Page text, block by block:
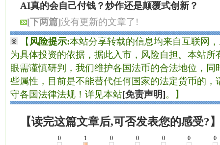
AI真的会自己付钱？炒作还是颠覆式创新？
[下两篇]没有更新的文章了!
【 风险提示:本站分享转载的信息均来自互联网
为具体投资的依据，据此入市，风险自担。本站所
眼需谨慎研判，我们维护各国法币的合法地位，
些属性，目前是不能替代任何国家的法定货币的，
守各国法律法规！详见本站[免责声明]。】
【读完这篇文章后,可否发表您的感受?
0 1 0 0 0 0 0